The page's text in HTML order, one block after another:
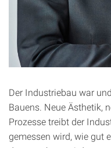
Der Industriebau war
Bauens. Neue Ästhetik,
Prozesse treibt der
gemessen wird, wie gut